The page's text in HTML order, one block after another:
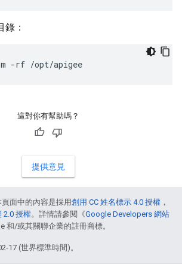
錄：
-rf /opt/apigee
這對你有幫助嗎？
提供意見
面中的內容是採用創用 CC 姓名標示 4.0 授權 ，
2.0 授權。詳情請參閱《Google Developers 網站
和/或其關聯企業的註冊商標。
17 (世界標準時間)。